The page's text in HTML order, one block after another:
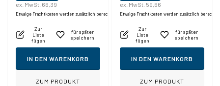
ex. MwSt. 66,39
Etwaige Frachtkosten werden zusätzlich berechnet.
Zur
Liste
fügen
für später
speichern
IN DEN WARENKORB
ZUM PRODUKT
ex. MwSt. 59,66
Etwaige Frachtkosten werden zusätzlich
Zur
Liste
fügen
für später
speichern
IN DEN WARENKORB
ZUM PRODUKT